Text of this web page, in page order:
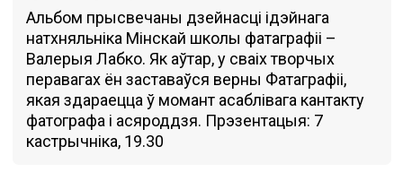
Альбом прысвечаны дзейнасці ідэйнага
натхняльніка Мінскай школы фатаграфіі –
Валерыя Лабко. Як аўтар, у сваіх творчых
перавагах ён заставаўся верны Фатаграфіі,
якая здараецца ў момант асаблівага кантакту
фатографа і асяроддзя. Прэзентацыя: 7
кастрычнiка, 19.30